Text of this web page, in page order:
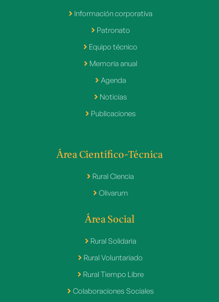
Información corporativa
Patronato
Equipo técnico
Memoria anual
Agenda
Noticias
Publicaciones
Área Científico-Técnica
Rural Ciencia
Olivarum
Área Social
Rural Solidaria
Rural Voluntariado
Rural Tiempo Libre
Colaboraciones Sociales